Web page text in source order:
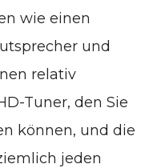
wie einen
und
relativ
Tuner, den Sie
können, und die
jeden